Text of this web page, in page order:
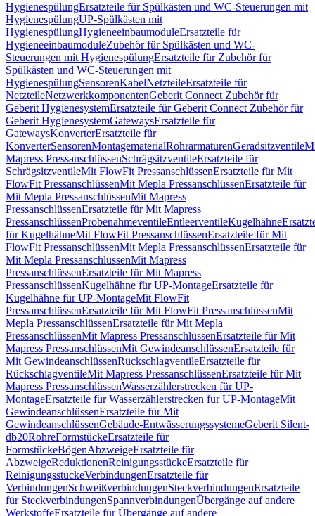
HygienespülungErsatzteile für Spülkästen und WC-Steuerungen mit
HygienespülungUP-Spülkästen mit
HygienespülungHygieneeinbaumoduleErsatzteile für
HygieneeinbaumoduleZubehör für Spülkästen und WC-
Steuerungen mit HygienespülungErsatzteile für Zubehör für
Spülkästen und WC-Steuerungen mit
HygienespülungSensorenKabelNetzteileErsatzteile für
NetzteileNetzwerkkomponentenGeberit Connect Zubehör für
Geberit HygienesystemErsatzteile für Geberit Connect Zubehör für
Geberit HygienesystemGatewaysErsatzteile für
GatewaysKonverterErsatzteile für
KonverterSensorenMontagematerialRohrarmaturenGeradsitzventile
Mapress PressanschlüssenSchrägsitzventileErsatzteile für
SchrägsitzventileMit FlowFit PressanschlüssenErsatzteile für Mit
FlowFit PressanschlüssenMit Mepla PressanschlüssenErsatzteile für
Mit Mepla PressanschlüssenMit Mapress
PressanschlüssenErsatzteile für Mit Mapress
PressanschlüssenProbenahmeventileEntleerventileKugelhähne
für KugelhähneMit FlowFit PressanschlüssenErsatzteile für Mit
FlowFit PressanschlüssenMit Mepla PressanschlüssenErsatzteile für
Mit Mepla PressanschlüssenMit Mapress
PressanschlüssenErsatzteile für Mit Mapress
PressanschlüssenKugelhähne für UP-MontageErsatzteile für
Kugelhähne für UP-MontageMit FlowFit
PressanschlüssenErsatzteile für Mit FlowFit PressanschlüssenMit
Mepla PressanschlüssenErsatzteile für Mit Mepla
PressanschlüssenMit Mapress PressanschlüssenErsatzteile für Mit
Mapress PressanschlüssenMit GewindeanschlüssenErsatzteile für
Mit GewindeanschlüssenRückschlagventileErsatzteile für
RückschlagventileMit Mapress PressanschlüssenErsatzteile für Mit
Mapress PressanschlüssenWasserzählerstrecken für UP-
MontageErsatzteile für Wasserzählerstrecken für UP-MontageMit
GewindeanschlüssenErsatzteile für Mit
GewindeanschlüssenGebäude-EntwässerungssystemeGeberit Silent-
db20RohreFormstückeErsatzteile für
FormstückeBögenAbzweigeErsatzteile für
AbzweigeReduktionenReinigungsstückeErsatzteile für
ReinigungsstückeVerbindungenErsatzteile für
VerbindungenSchweißverbindungenSteckverbindungenErsatzteile
für SteckverbindungenSpannverbindungenÜbergänge auf andere
WerkstoffeErsatzteile für Übergänge auf andere